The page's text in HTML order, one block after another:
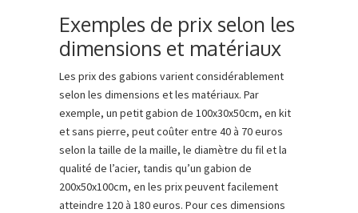
Exemples de prix selon les
dimensions et matériaux
Les prix des gabions varient considérablement
selon les dimensions et les matériaux. Par
exemple, un petit gabion de 100x30x50cm, en kit
et sans pierre, peut coûter entre 40 à 70 euros
selon la taille de la maille, le diamètre du fil et la
qualité de l’acier, tandis qu’un gabion de
200x50x100cm, en les prix peuvent facilement
atteindre 120 à 180 euros. Pour ces dimensions